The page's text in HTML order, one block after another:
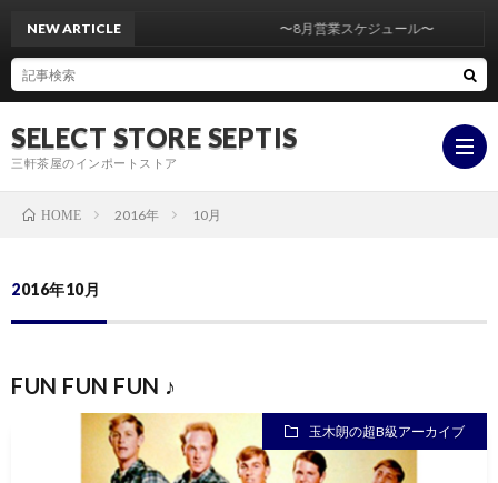
SELECT STORE SEPTIS
三軒茶屋のインポートストア
NEW ARTICLE 〜8月営業スケジュール〜
HOME 2016年 10月
2016年10月
FUN FUN FUN ♪
玉木朗の超B級アーカイブ